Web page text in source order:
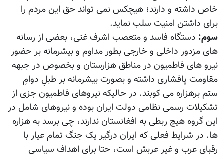
خاص داشته و دارند؛ هیچکس نمی تواند حق این مردم را
برای داشتن امنیت سلب نماید.
سوم: دستگاه فاسد و متعصب اشرف غنی، بعضی از رسانه
های مزدور داخلی و خارجی بطور مداوم و بیشرمانه بر حضور
نیرو های فاطمیون در مناطق هزارستان و بخصوص در جبهه
مقاومت پافشاری داشته و بصورت بیشرمانه بر طبلِ دوامِ
ستم برهزاره می کوبند. در حالیکه نیروهای فاطمیون جزی از
تشکیلات رسمی نظامی دولت ایران بوده و نیروهای شامل در
این گروه هیچ ربطی به افغانستان ندارند، چی برسد به هزاره
ها. در شرایط فعلی که ایران درگیر یک جنگ تمام عیار با
رقبای عرب و غیر عربش است، حتا برای اهداف سیاسی